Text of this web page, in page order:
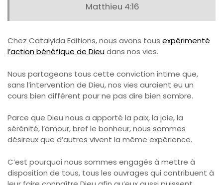
Matthieu 4:16
Chez Catalyida Editions, nous avons tous expérimenté
l’action bénéfique de Dieudans nos vies.
Nous partageons tous cette conviction intime que,
sans l’intervention de Dieu, nos vies auraient eu un
cours bien différent pour ne pas dire bien sombre.
Parce que Dieu nous a apporté la paix, la joie, la
sérénité, l’amour, bref le bonheur, nous sommes
désireux que d’autres vivent la même expérience.
C’est pourquoi nous sommes engagés à mettre à
disposition de tous, tous les ouvrages qui contribuent à